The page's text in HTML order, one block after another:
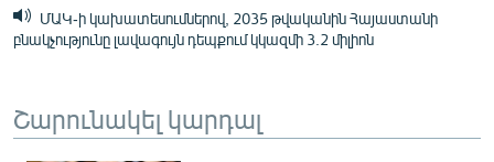
ՄԱԿ-ի կախատեսումներով, 2035 թվականին Հայաստանի
բնակչությունը լավագույն դեպքում կկազմի 3.2 միլիոն
Շարունակել կարդալ